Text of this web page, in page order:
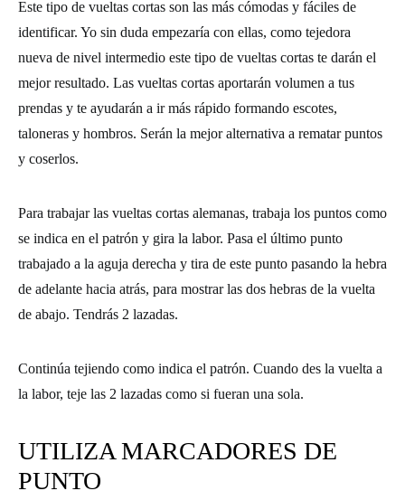
Este tipo de vueltas cortas son las más cómodas y fáciles de
identificar. Yo sin duda empezaría con ellas, como tejedora
nueva de nivel intermedio este tipo de vueltas cortas te darán el
mejor resultado. Las vueltas cortas aportarán volumen a tus
prendas y te ayudarán a ir más rápido formando escotes,
taloneras y hombros. Serán la mejor alternativa a rematar puntos
y coserlos.
Para trabajar las vueltas cortas alemanas, trabaja los puntos como
se indica en el patrón y gira la labor. Pasa el último punto
trabajado a la aguja derecha y tira de este punto pasando la hebra
de adelante hacia atrás, para mostrar las dos hebras de la vuelta
de abajo. Tendrás 2 lazadas.
Continúa tejiendo como indica el patrón. Cuando des la vuelta a
la labor, teje las 2 lazadas como si fueran una sola.
UTILIZA MARCADORES DE
PUNTO